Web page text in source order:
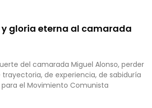
y gloria eterna al camarada
del camarada Miguel Alonso, perder
de experiencia, de sabiduría
el Movimiento Comunista